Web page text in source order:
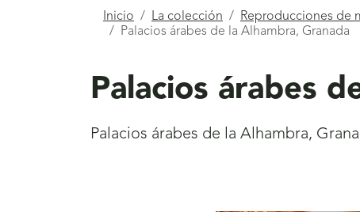
Está
Inicio La colección Reproducciones de
Palacios árabes de la Alhambra, Granada
Palacios árabes
Palacios árabes de la Alhambra,